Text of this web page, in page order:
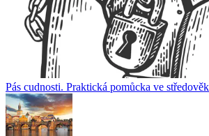
Pás cudnosti. Praktická pomůcka ve